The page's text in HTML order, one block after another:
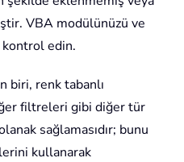
VBA modülünüzü ve
kontrol edin.
biri, renk tabanlı
filtreleri gibi diğer tür
sağlamasıdır; bunu
kullanarak